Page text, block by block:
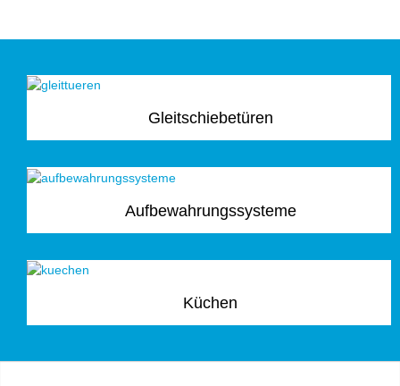
Gleitschiebetüren
Aufbewahrungssysteme
Küchen